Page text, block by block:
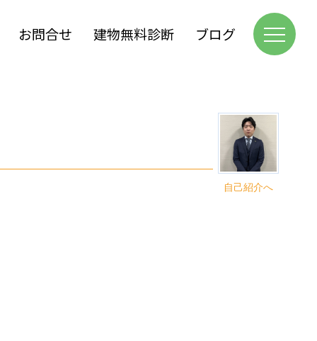
お問合せ 建物無料診断 ブログ
自己紹介へ